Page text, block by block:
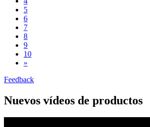
5
6
7
8
9
10
»
Feedback
Nuevos vídeos de productos